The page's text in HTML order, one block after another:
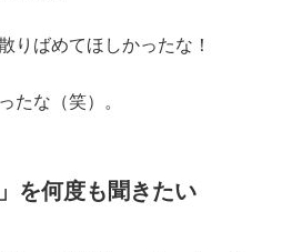
りばめてほしかったな！
たな（笑）。
を何度も聞きたい